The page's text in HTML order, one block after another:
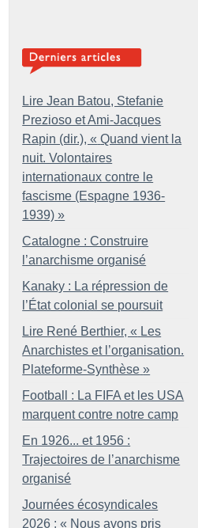
Lire Jean Batou, Stefanie
Prezioso et Ami-Jacques
Rapin (dir.), « Quand vient la
nuit. Volontaires
internationaux contre le
fascisme (Espagne 1936-
1939) »
Catalogne : Construire
l’anarchisme organisé
Kanaky : La répression de
l’État colonial se poursuit
Lire René Berthier, « Les
Anarchistes et l’organisation.
Plateforme-Synthèse »
Football : La FIFA et les USA
marquent contre notre camp
En 1926... et 1956 :
Trajectoires de l’anarchisme
organisé
Journées écosyndicales
2026 : « Nous avons pris